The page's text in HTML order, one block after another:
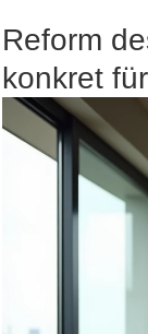
Reform
konkret